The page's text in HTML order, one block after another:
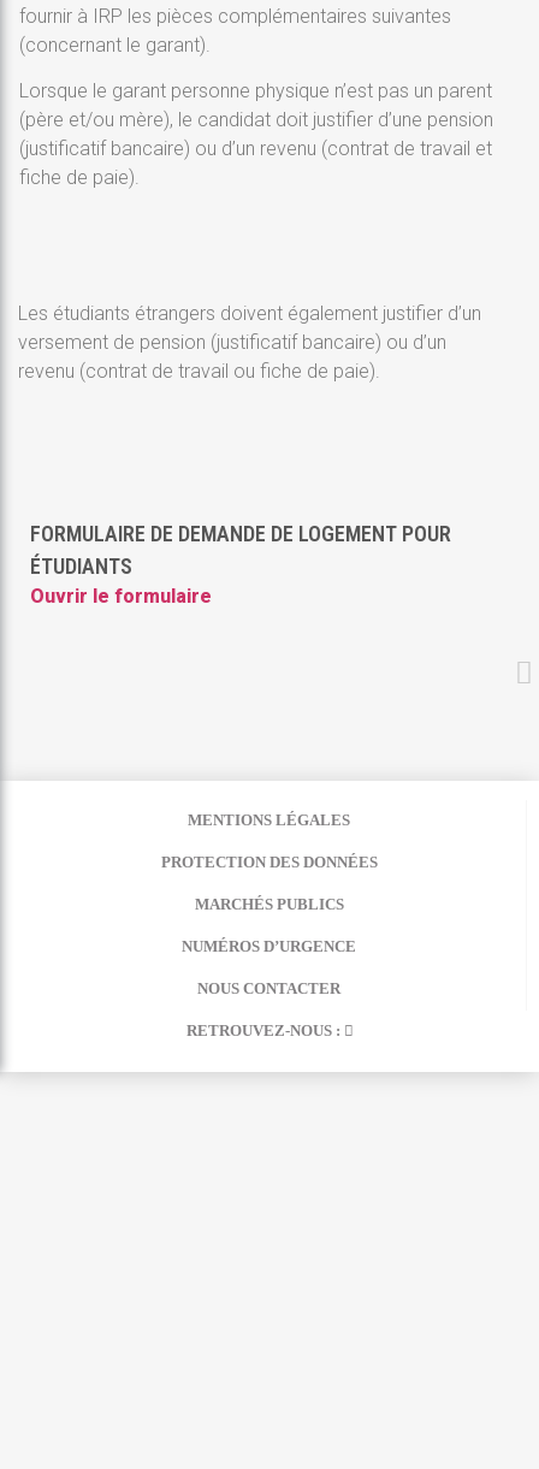
fournir à IRP les pièces complémentaires suivantes
(concernant le garant).
Lorsque le garant personne physique n’est pas un parent
(père et/ou mère), le candidat doit justifier d’une pension
(justificatif bancaire) ou d’un revenu (contrat de travail et
fiche de paie).
Les étudiants étrangers doivent également justifier d’un
versement de pension (justificatif bancaire) ou d’un
revenu (contrat de travail ou fiche de paie).
FORMULAIRE DE DEMANDE DE LOGEMENT POUR
ÉTUDIANTS
Ouvrir le formulaire
MENTIONS LÉGALES
PROTECTION DES DONNÉES
MARCHÉS PUBLICS
NUMÉROS D’URGENCE
NOUS CONTACTER
RETROUVEZ-NOUS :